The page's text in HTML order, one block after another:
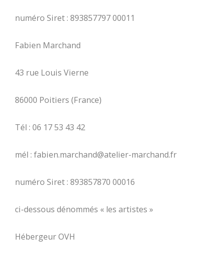
numéro Siret : 893857797 00011
Fabien Marchand
43 rue Louis Vierne
86000 Poitiers (France)
Tél : 06 17 53 43 42
mél : fabien.marchand@atelier-marchand.fr
numéro Siret : 893857870 00016
ci-dessous dénommés « les artistes »
Hébergeur OVH